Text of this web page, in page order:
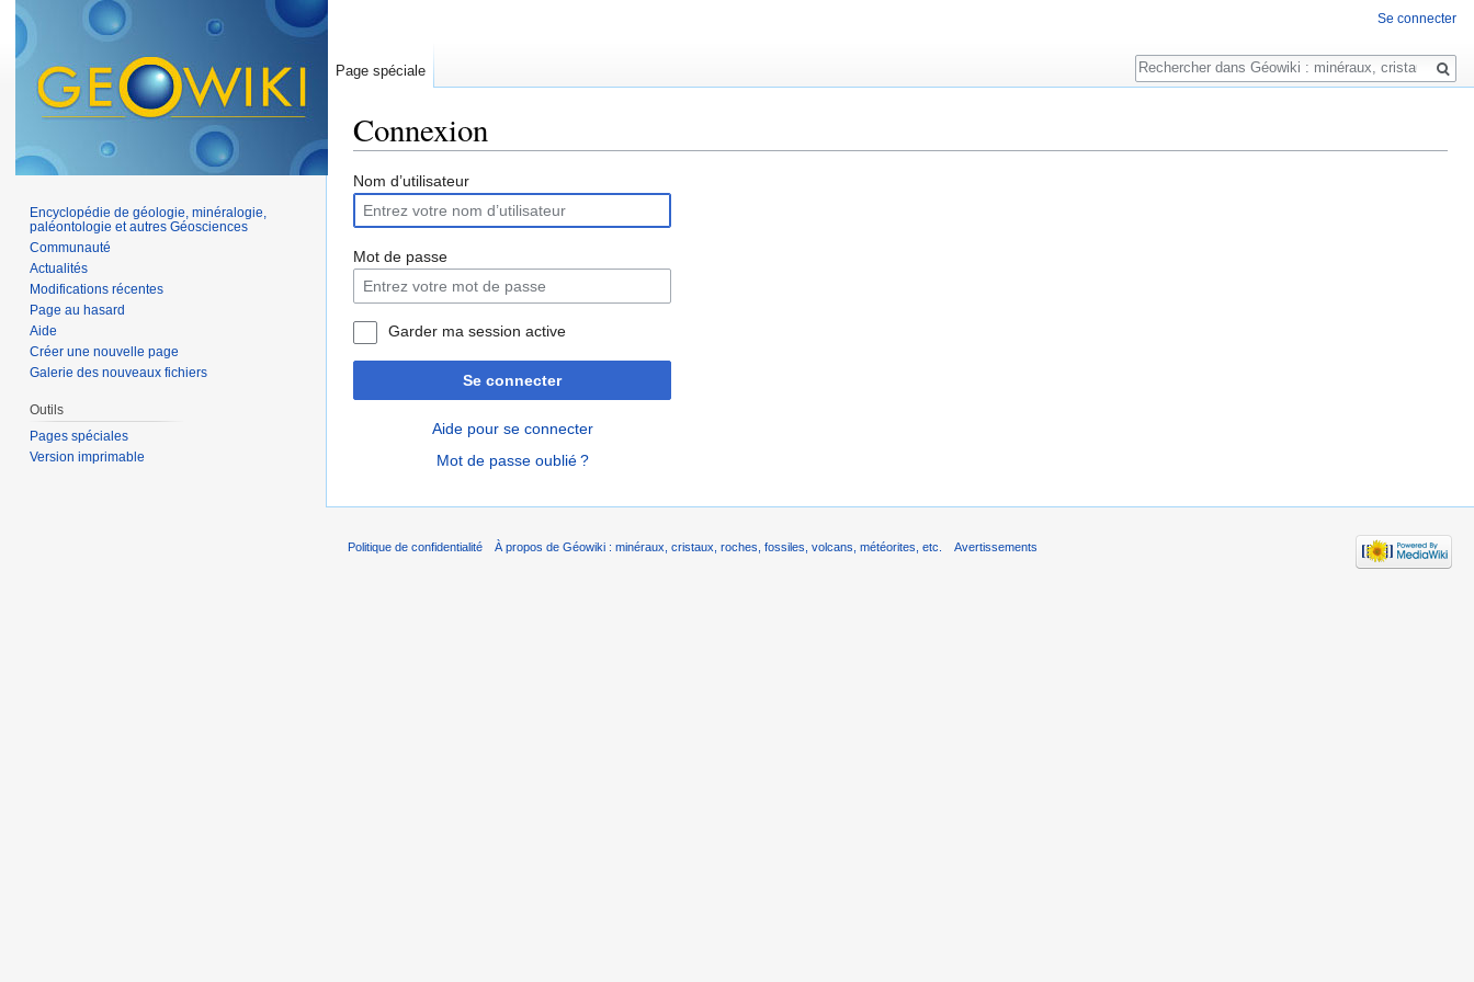
Connexion
Nom d’utilisateur
Mot de passe
Garder ma session active
Se connecter
Aide pour se connecter
Mot de passe oublié ?
Se connecter
Page spéciale
Rechercher
Encyclopédie de géologie, minéralogie,
paléontologie et autres Géosciences
Communauté
Actualités
Modifications récentes
Page au hasard
Aide
Créer une nouvelle page
Galerie des nouveaux fichiers
Outils
Pages spéciales
Version imprimable
Politique de confidentialité À propos de Géowiki : minéraux, cristaux, roches, fossiles, volcans, météorites, etc. Avertissements